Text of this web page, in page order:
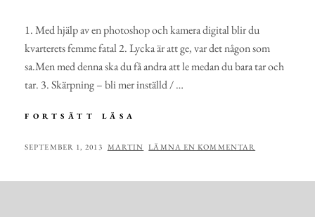
1. Med hjälp av en photoshop och kamera digital blir du
kvarterets femme fatal 2. Lycka är att ge, var det någon som
sa.Men med denna ska du få andra att le medan du bara tar och
tar. 3. Skärpning – bli mer inställd / …
FORTSÄTT LÄSA
DIGITALKAMERA
PUBLICERAT
SEPTEMBER 1, 2013 AV
MARTIN LÄMNA EN KOMMENTAR